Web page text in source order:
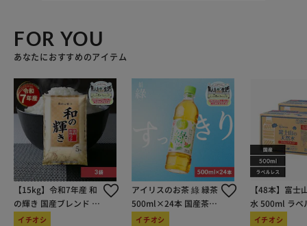
FOR YOU
あなたにおすすめのアイテム
【15kg】令和7年産 和
の輝き 国産ブレンド 5
kg×3袋
イチオシ
アイリスのお茶 綠 緑茶
500ml×24本 国産茶葉
100％使用
イチオシ
【48本】富士
水 500ml ラベ
イチオシ